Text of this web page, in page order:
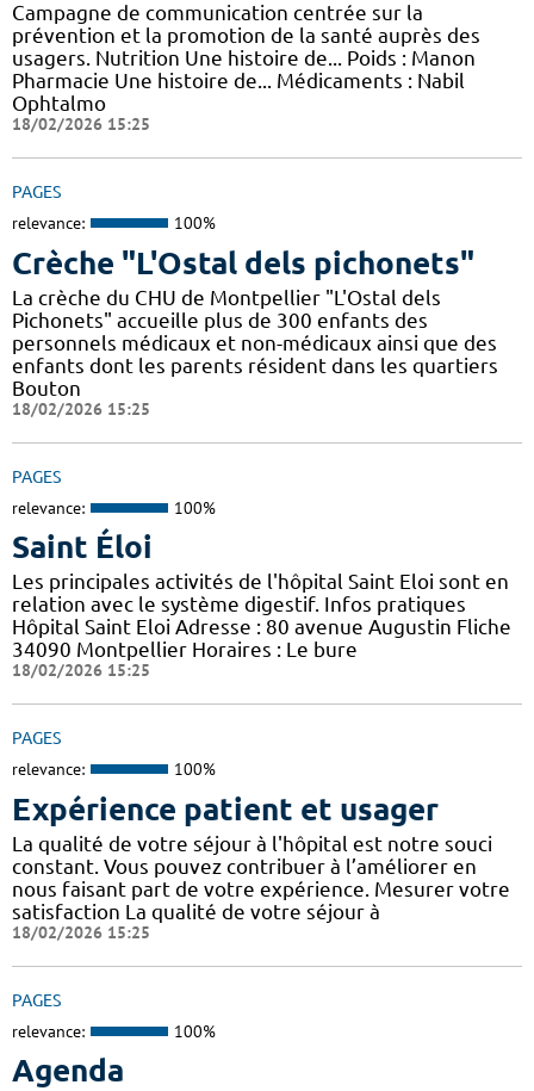
Campagne de communication centrée sur la
prévention et la promotion de la santé auprès des
usagers. Nutrition Une histoire de... Poids : Manon
Pharmacie Une histoire de... Médicaments : Nabil
Ophtalmo
18/02/2026 15:25
PAGES
relevance: 100%
Crèche "L'Ostal dels pichonets"
La crèche du CHU de Montpellier "L'Ostal dels
Pichonets" accueille plus de 300 enfants des
personnels médicaux et non-médicaux ainsi que des
enfants dont les parents résident dans les quartiers
Bouton
18/02/2026 15:25
PAGES
relevance: 100%
Saint Éloi
Les principales activités de l'hôpital Saint Eloi sont en
relation avec le système digestif. Infos pratiques
Hôpital Saint Eloi Adresse : 80 avenue Augustin Fliche
34090 Montpellier Horaires : Le bure
18/02/2026 15:25
PAGES
relevance: 100%
Expérience patient et usager
La qualité de votre séjour à l'hôpital est notre souci
constant. Vous pouvez contribuer à l’améliorer en
nous faisant part de votre expérience. Mesurer votre
satisfaction La qualité de votre séjour à
18/02/2026 15:25
PAGES
relevance: 100%
Agenda